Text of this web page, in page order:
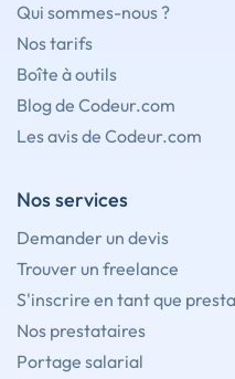
Qui sommes-nous ?
Nos tarifs
Boîte à outils
Blog de Codeur.com
Les avis de Codeur.com
Nos services
Demander un devis
Trouver un freelance
S'inscrire en tant que
Nos prestataires
Portage salarial